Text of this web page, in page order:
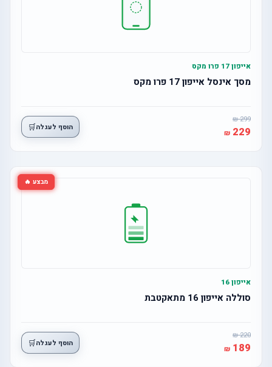
אייפון 17 פרו מקס
מסך אינסל אייפון 17 פרו מקס
299
229 הוסף לעגלה🛒
מבצע 🔥
אייפון 16
סוללה אייפון 16 מתאקטבת
220
189 הוסף לעגלה🛒